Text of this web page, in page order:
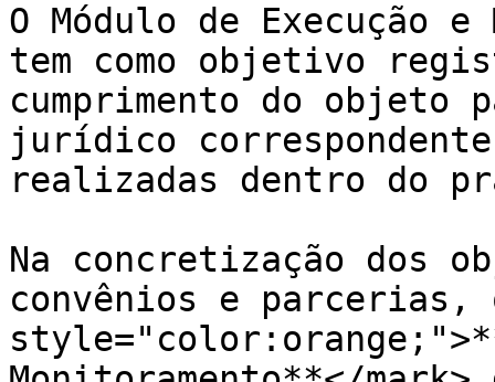
O Módulo de Execução e
tem como objetivo
cumprimento do objeto
jurídico
realizadas dentro do
Na concretização dos
convênios e parcerias,